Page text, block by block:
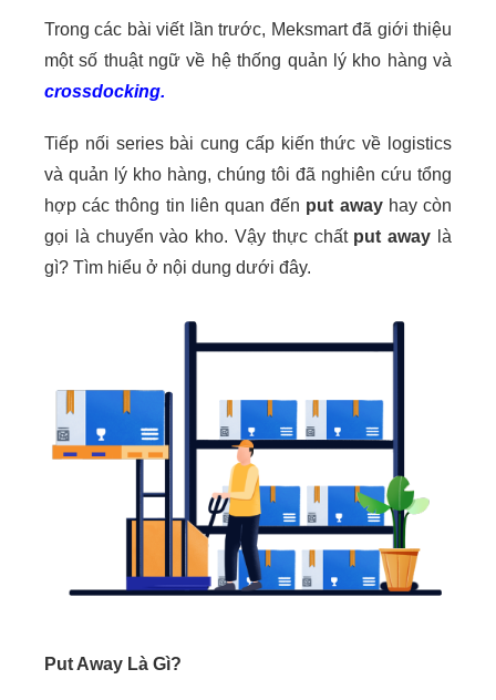
Trong các bài viết lần trước, Meksmart đã giới thiệu
một số thuật ngữ về hệ thống quản lý kho hàng và
crossdocking.
Tiếp nối series bài cung cấp kiến thức về logistics
và quản lý kho hàng, chúng tôi đã nghiên cứu tổng
hợp các thông tin liên quan đến put awayhay còn
gọi là chuyển vào kho. Vậy thực chất put away là
gì? Tìm hiểu ở nội dung dưới đây.
Put Away Là Gì?